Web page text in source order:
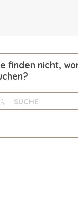
finden nicht,